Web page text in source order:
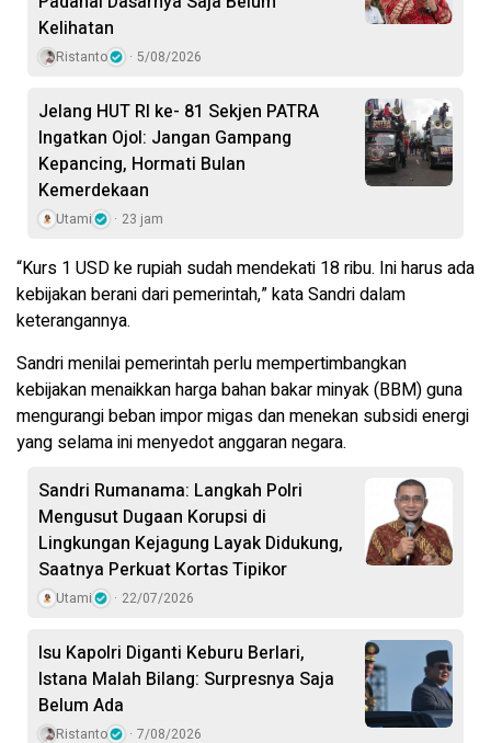
Kelihatan
Ristanto 5/08/2026
Jelang HUT RI ke- 81 Sekjen PATRA
Ingatkan Ojol: Jangan Gampang
Kepancing, Hormati Bulan
Kemerdekaan
Utami 23 jam
“Kurs 1 USD ke rupiah sudah mendekati 18 ribu. Ini harus ada
kebijakan berani dari pemerintah,” kata Sandri dalam
keterangannya.
Sandri menilai pemerintah perlu mempertimbangkan
kebijakan menaikkan harga bahan bakar minyak (BBM) guna
mengurangi beban impor migas dan menekan subsidi energi
yang selama ini menyedot anggaran negara.
Sandri Rumanama: Langkah Polri
Mengusut Dugaan Korupsi di
Lingkungan Kejagung Layak Didukung,
Saatnya Perkuat Kortas Tipikor
Utami 22/07/2026
Isu Kapolri Diganti Keburu Berlari,
Istana Malah Bilang: Surpresnya Saja
Belum Ada
Ristanto 7/08/2026